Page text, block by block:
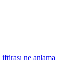
ne anlama